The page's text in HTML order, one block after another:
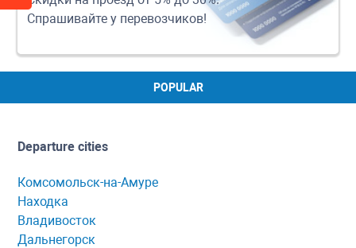
Спрашивайте у перевозчиков!
POPULAR
Departure cities
Комсомольск-на-Амуре
Находка
Владивосток
Дальнегорск